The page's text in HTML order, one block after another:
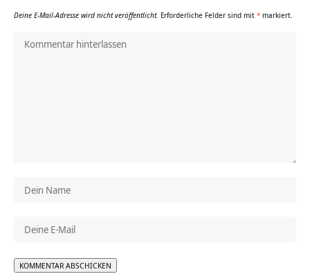
Deine E-Mail-Adresse wird nicht veröffentlicht. Erforderliche Felder sind mit * markiert.